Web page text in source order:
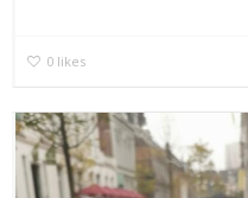
0 likes